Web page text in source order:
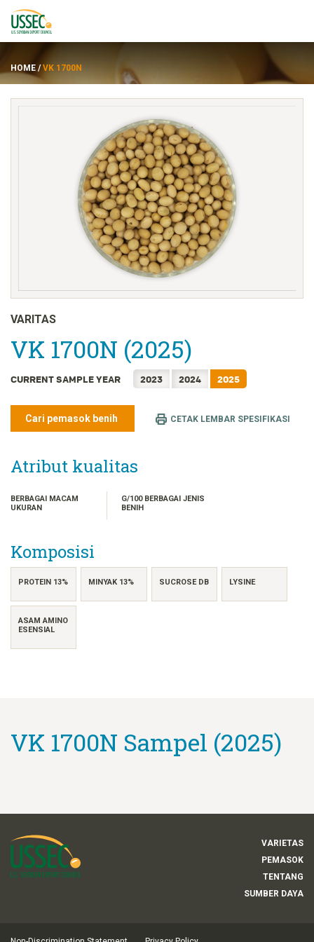
ENGLISH
FRANÇAIS
한국어
简体中文
ไทย
HOME /VK 1700N
VARITAS
VK 1700N (2025)
CURRENT SAMPLE YEAR 2023 2024 2025
Cari pemasok benih CETAK LEMBAR SPESIFIKASI
Atribut kualitas
BERBAGAI MACAM
UKURAN
G/100 BERBAGAI JENIS
BENIH
Komposisi
PROTEIN 13% MINYAK 13% SUCROSE DB LYSINE
ASAM AMINO
ESENSIAL
VK 1700N Sampel (2025)
VARIETAS
PEMASOK
TENTANG
SUMBER DAYA